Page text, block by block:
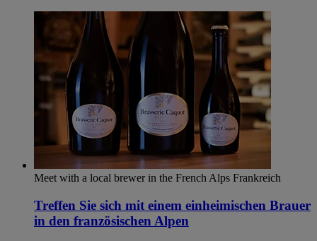
Meet with a local brewer in the French Alps Frankreich
Treffen Sie sich mit einem einheimischen Brauer
in den französischen Alpen